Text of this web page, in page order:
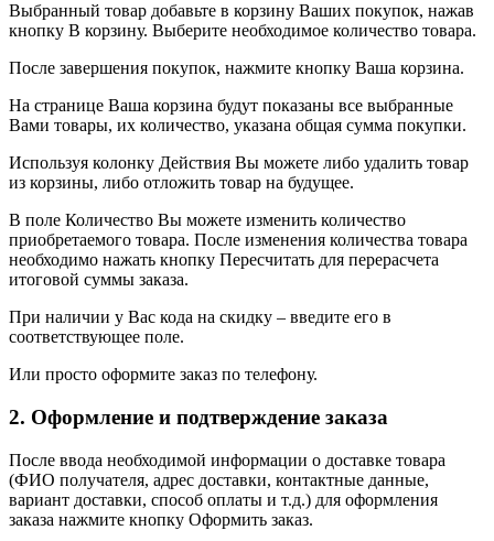
Выбранный товар добавьте в корзину Ваших покупок, нажав
кнопку В корзину. Выберите необходимое количество товара.
После завершения покупок, нажмите кнопку Ваша корзина.
На странице Ваша корзина будут показаны все выбранные
Вами товары, их количество, указана общая сумма покупки.
Используя колонку Действия Вы можете либо удалить товар
из корзины, либо отложить товар на будущее.
В поле Количество Вы можете изменить количество
приобретаемого товара. После изменения количества товара
необходимо нажать кнопку Пересчитать для перерасчета
итоговой суммы заказа.
При наличии у Вас кода на скидку – введите его в
соответствующее поле.
Или просто оформите заказ по телефону.
2. Оформление и подтверждение заказа
После ввода необходимой информации о доставке товара
(ФИО получателя, адрес доставки, контактные данные,
вариант доставки, способ оплаты и т.д.) для оформления
заказа нажмите кнопку Оформить заказ.